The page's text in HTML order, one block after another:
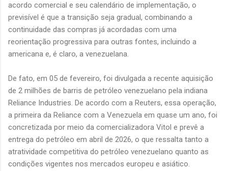
acordo comercial e seu calendário de implementação, o
previsível é que a transição seja gradual, combinando a
continuidade das compras já acordadas com uma
reorientação progressiva para outras fontes, incluindo a
americana e, é claro, a venezuelana.
De fato, em 05 de fevereiro, foi divulgada a recente aquisição
de 2 milhões de barris de petróleo venezuelano pela indiana
Reliance Industries. De acordo com a Reuters, essa operação,
a primeira da Reliance com a Venezuela em quase um ano, foi
concretizada por meio da comercializadora Vitol e prevê a
entrega do petróleo em abril de 2026, o que ressalta tanto a
atratividade competitiva do petróleo venezuelano quanto as
condições vigentes nos mercados europeu e asiático.